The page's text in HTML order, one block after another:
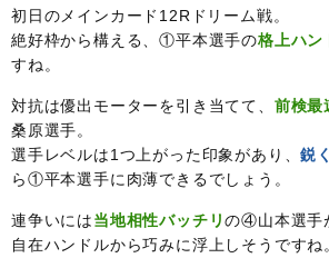
初日のメインカード12Rドリーム戦。
絶好枠から構える、①平本選手の格上ハン
すね。
対抗は優出モーターを引き当てて、 前検最
桑原選手。
選手レベルは1つ上がった印象があり、鋭
ら①平本選手に肉薄できるでしょう。
連争いには当地相性バッチリの④山本選手
自在ハンドルから巧みに浮上しそうですね